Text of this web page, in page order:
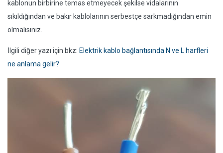
kablonun birbirine temas etmeyecek şekilse vidalarının
sıkıldığından ve bakır kablolarının serbestçe sarkmadığından emin
olmalısınız.
İlgili diğer yazı için bkz: Elektrik kablo bağlantısında N ve L harfleri
ne anlama gelir?